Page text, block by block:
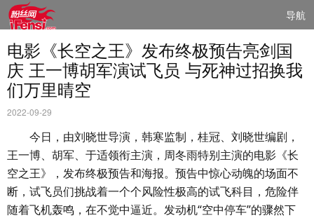
导航
电影《长空之王》发布终极预告亮剑国
庆 王一博胡军演试飞员 与死神过招换我
们万里晴空
2022-09-29
今日，由刘晓世导演，韩寒监制，桂冠、刘晓世编剧，
王一博、胡军、于适领衔主演，周冬雨特别主演的电影《长
空之王》，发布终极预告和海报。预告中惊心动魄的场面不
断，试飞员们挑战着一个个风险性极高的试飞科目，危险伴
随着飞机轰鸣，在不觉中逼近。发动机“空中停车”的骤然下